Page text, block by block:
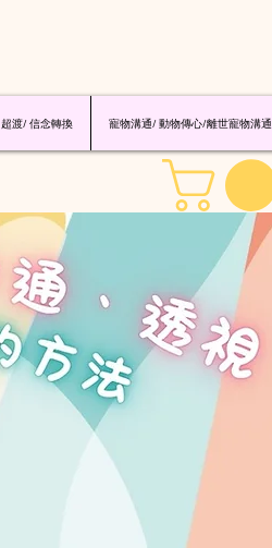
渡/ 信念轉換 寵物溝通/ 動物傳心/離世寵物溝通